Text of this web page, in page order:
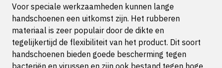
Voor speciale werkzaamheden kunnen lange
handschoenen een uitkomst zijn. Het rubberen
materiaal is zeer populair door de dikte en
tegelijkertijd de flexibiliteit van het product. Dit soort
handschoenen bieden goede bescherming tegen
bacteriën en virussen en zijn ook bestand tegen hoge